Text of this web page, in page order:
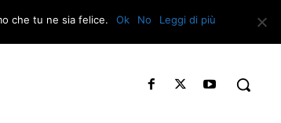
che tu ne sia felice. Ok No Leggi di più